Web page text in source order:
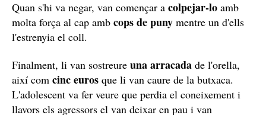
Quan s'hi va negar, van començar a colpejar-lo amb
molta força al cap amb cops de puny mentre un d'ells
l'estrenyia el coll.
Finalment, li van sostreure una arracada de l'orella,
així com cinc euros que li van caure de la butxaca.
L'adolescent va fer veure que perdia el coneixement i
llavors els agressors el van deixar en pau i van